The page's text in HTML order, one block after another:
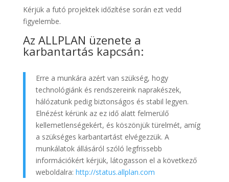
Kérjük a futó projektek időzítése során ezt vedd
figyelembe.
Az ALLPLAN üzenete a
karbantartás kapcsán:
Erre a munkára azért van szükség, hogy
technológiánk és rendszereink naprakészek,
hálózatunk pedig biztonságos és stabil legyen.
Elnézést kérünk az ez idő alatt felmerülő
kellemetlenségekért, és köszönjük türelmét, amíg
a szükséges karbantartást elvégezzük. A
munkálatok állásáról szóló legfrissebb
információkért kérjük, látogasson el a következő
weboldalra: http://status.allplan.com